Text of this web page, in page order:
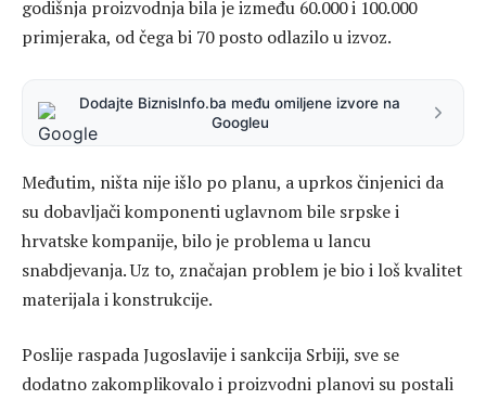
godišnja proizvodnja bila je između 60.000 i 100.000
primjeraka, od čega bi 70 posto odlazilo u izvoz.
Dodajte BiznisInfo.ba među omiljene izvore na
Googleu
Međutim, ništa nije išlo po planu, a uprkos činjenici da
su dobavljači komponenti uglavnom bile srpske i
hrvatske kompanije, bilo je problema u lancu
snabdjevanja. Uz to, značajan problem je bio i loš kvalitet
materijala i konstrukcije.
Poslije raspada Jugoslavije i sankcija Srbiji, sve se
dodatno zakomplikovalo i proizvodni planovi su postali